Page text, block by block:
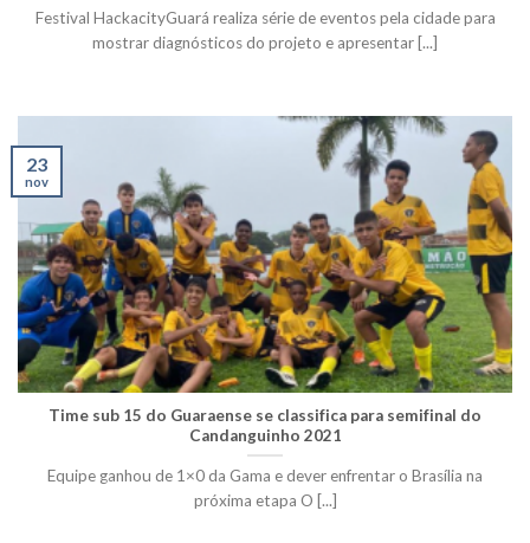
Festival HackacityGuará realiza série de eventos pela cidade para
mostrar diagnósticos do projeto e apresentar [...]
Time sub 15 do Guaraense se classifica para semifinal do
Candanguinho 2021
Equipe ganhou de 1×0 da Gama e dever enfrentar o Brasília na
próxima etapa O [...]
23
nov